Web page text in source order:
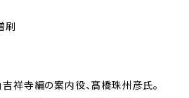
刷
吉祥寺編の案内役、髙橋珠州彦氏。